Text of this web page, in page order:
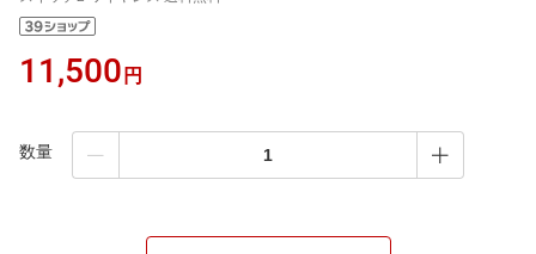
11,500 円
数量